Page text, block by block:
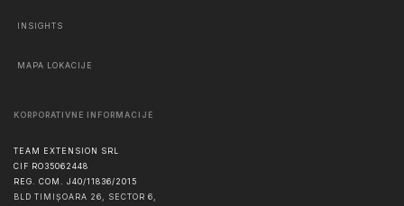
INSIGHTS
MAPA LOKACIJE
KORPORATIVNE INFORMACIJE
TEAM EXTENSION SRL
CIF RO35062448
REG. COM. J40/11836/2015
BLD TIMIȘOARA 26, SECTOR 6,